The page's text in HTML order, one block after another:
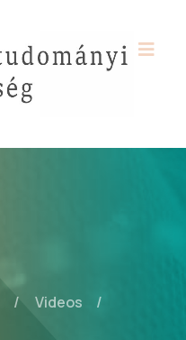
Videos